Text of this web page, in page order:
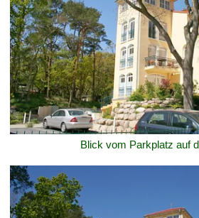
Blick vom Parkplatz auf